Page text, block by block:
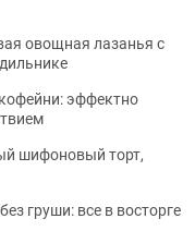
овощная лазанья с
эффектно
шифоновый торт,
груши: все в восторге